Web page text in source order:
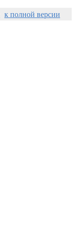
к полной версии